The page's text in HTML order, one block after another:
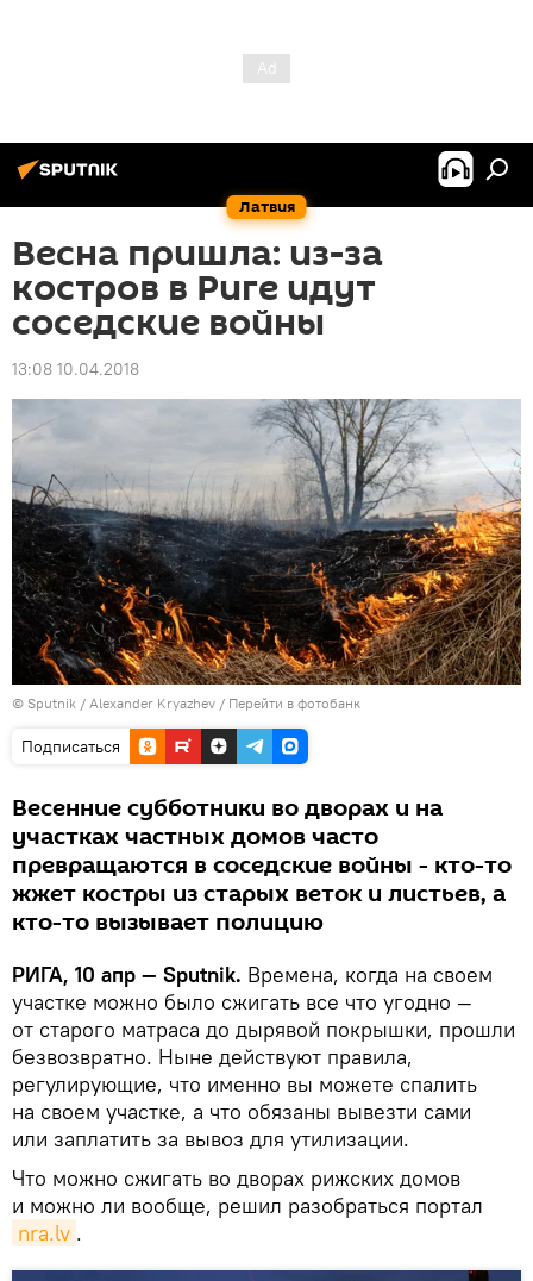
Латвия
Весна пришла: из-за
костров в Риге идут
соседские войны
13:08 10.04.2018
© Sputnik / Alexander Kryazhev / Перейти в фотобанк
Подписаться
Весенние субботники во дворах и на
участках частных домов часто
превращаются в соседские войны - кто-то
жжет костры из старых веток и листьев, а
кто-то вызывает полицию
РИГА, 10 апр — Sputnik. Времена, когда на своем
участке можно было сжигать все что угодно —
от старого матраса до дырявой покрышки, прошли
безвозвратно. Ныне действуют правила,
регулирующие, что именно вы можете спалить
на своем участке, а что обязаны вывезти сами
или заплатить за вывоз для утилизации.
Что можно сжигать во дворах рижских домов
и можно ли вообще, решил разобраться портал
nra.lv .